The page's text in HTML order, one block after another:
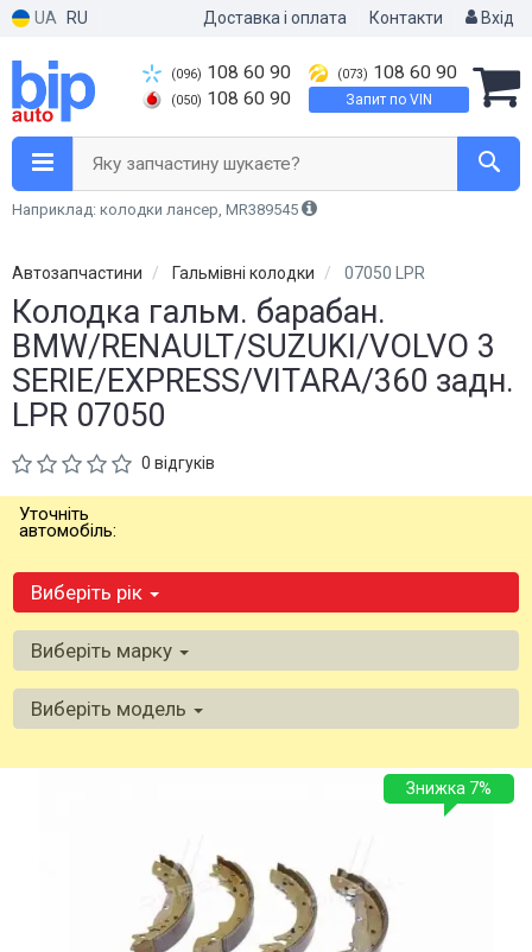
UA RU Доставка і оплата Контакти Вхід
(096) 108 60 90
(050) 108 60 90
(073) 108 60 90
Запит по VIN
Яку запчастину шукаєте?
Наприклад: колодки лансер, MR389545
Автозапчастини Гальмівні колодки 07050 LPR
Колодка гальм. барабан.
BMW/RENAULT/SUZUKI/VOLVO 3
SERIE/EXPRESS/VITARA/360 задн.
LPR 07050
0 відгуків
Уточніть
автомобіль:
Виберіть рік
Виберіть марку
Виберіть модель
Знижка 7%